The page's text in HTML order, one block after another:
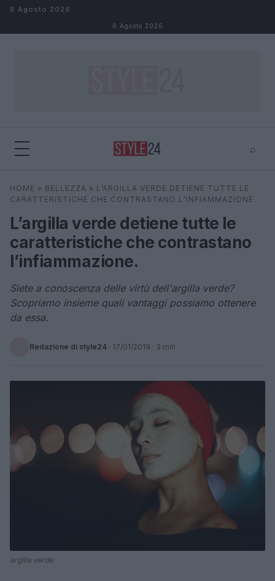
Salta al contenuto
6 Agosto 2026
6 Agosto 2026
⌕
Cerca ⌕
HOME » BELLEZZA » L’ARGILLA VERDE DETIENE TUTTE LE
CARATTERISTICHE CHE CONTRASTANO L’INFIAMMAZIONE
L’argilla verde detiene tutte le
caratteristiche che contrastano
l’infiammazione.
Siete a conoscenza delle virtù dell'argilla verde?
Scopriamo insieme quali vantaggi possiamo ottenere
da essa.
Redazione di style24 · 17/01/2019 · 3 min
argilla verde